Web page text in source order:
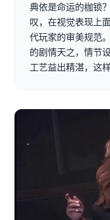
典依是命运的枷锁
叹，在视觉表现上
代玩家的审美规范
的剧情天之，情节
工艺益出精湛，这